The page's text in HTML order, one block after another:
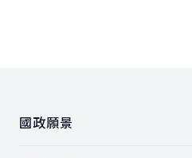
國政願景